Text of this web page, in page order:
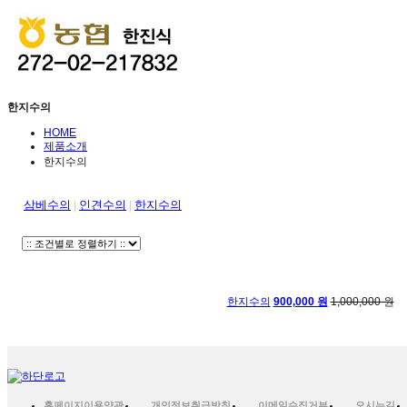
한지수의
HOME
제품소개
한지수의
삼베수의 | 인견수의 | 한지수의
한지수의 900,000 원 1,000,000 원